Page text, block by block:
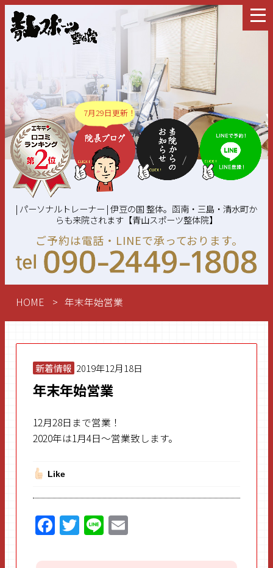
7月29日更新！
| パーソナルトレーナー | 伊豆の国 整体。函南・三島・清水町か
らも来院されます【青山スポーツ整体院】
ご予約は電話・LINEで承っております。
HOME 年末年始営業
新着情報 2019年12月18日
年末年始営業
12月28日まで営業！
2020年は1月4日～営業致します。
Like
F
a
T
w
Li
n
E